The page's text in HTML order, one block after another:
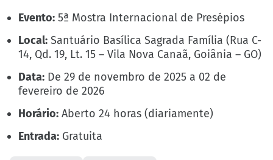
Evento: 5ª Mostra Internacional de Presépios
Local: Santuário Basílica Sagrada Família (Rua C-
14, Qd. 19, Lt. 15 – Vila Nova Canaã, Goiânia – GO)
Data: De 29 de novembro de 2025 a 02 de
fevereiro de 2026
Horário: Aberto 24 horas (diariamente)
Entrada: Gratuita